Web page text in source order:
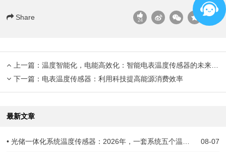
Share 24
上一篇： 温度智能化，电能高效化：智能电表温度传感器的未来之光
下一篇： 电表温度传感器：利用科技提高能源消费效率
最新文章
08-07
• 光储一体化系统温度传感器：2026年，一套系统五个温度世界，谁来当全场的"哨兵"？